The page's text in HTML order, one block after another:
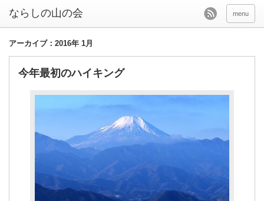
menu
アーカイブ：2016年 1月
今年最初のハイキング